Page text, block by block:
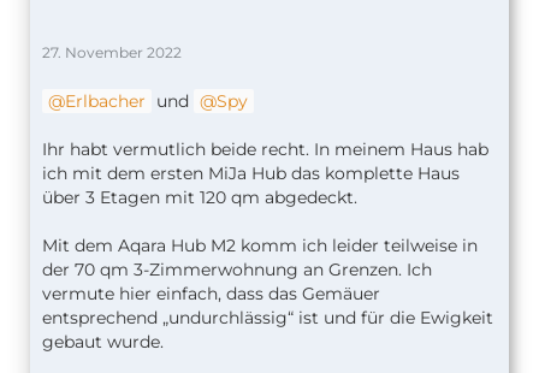
27. November 2022
Erlbacher und Spy
Ihr habt vermutlich beide recht. In meinem Haus hab
ich mit dem ersten MiJa Hub das komplette Haus
über 3 Etagen mit 120 qm abgedeckt.
Mit dem Aqara Hub M2 komm ich leider teilweise in
der 70 qm 3-Zimmerwohnung an Grenzen. Ich
vermute hier einfach, dass das Gemäuer
entsprechend „undurchlässig“ ist und für die Ewigkeit
gebaut wurde.